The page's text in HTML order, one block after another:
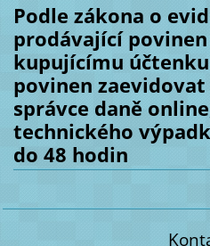
Podle zákona o
prodávající
kupujícímu
povinen
správce daně
technického
do 48 hodin